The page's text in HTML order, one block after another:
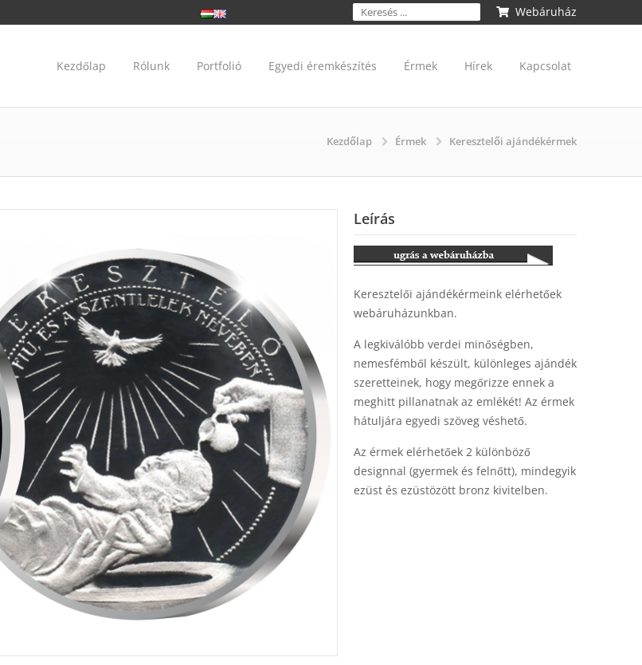
Webáruház
Kezdőlap Rólunk Portfolió Egyedi éremkészítés Érmek Hírek Kapcsolat
Kezdőlap Érmek Keresztelői ajándékérmek
Leírás
Keresztelői ajándékérmeink elérhetőek
webáruházunkban.
A legkiválóbb verdei minőségben,
nemesfémből készült, különleges ajándék
szeretteinek, hogy megőrizze ennek a
meghitt pillanatnak az emlékét! Az érmek
hátuljára egyedi szöveg véshető.
Az érmek elérhetőek 2 különböző
designnal (gyermek és felnőtt), mindegyik
ezüst és ezüstözött bronz kivitelben.